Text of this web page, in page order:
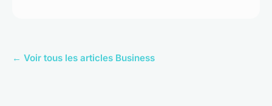
← Voir tous les articles Business